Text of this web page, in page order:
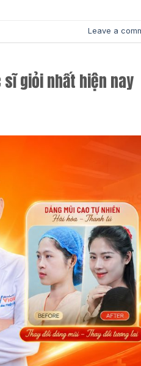
Leave a
sĩ giỏi nhất hiện nay